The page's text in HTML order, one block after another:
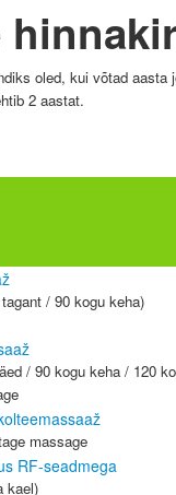
oled, kui võtad
2 aastat.
/ 90 kogu keha)
/ 90 kogu keha / 120
massage
RF-seadmega
kael)